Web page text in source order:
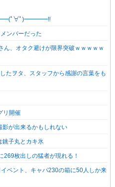
ﾟ∀ﾟ)━━━━!!
ンバーだった
ん、オタク避けが限界突破ｗｗｗｗｗ
たヲタ、スタッフから感謝の言葉をも
リ開催
影が出来るかもしれない
銚子丸とカキ氷
269枚出しの猛者が現れる！
ベント、キャパ230の箱に50人しか来